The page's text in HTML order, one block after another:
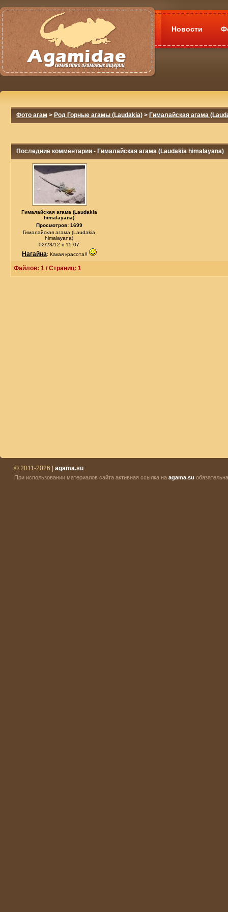
Новости
Фото агам > Род Горные агамы (Laudakia) > Гималайская агама
Последние комментарии - Гималайская агама (Laudakia himalayana)
Гималайская агама (Laudakia
himalayana)
Просмотров: 1699
Гималайская агама (Laudakia
himalayana)
02/28/12 в 15:07
Нагайна: Какая красота!!
Файлов: 1 / Страниц: 1
© 2011-2026 | agama.su
При использовании материалов сайта активная ссылка на agama.su